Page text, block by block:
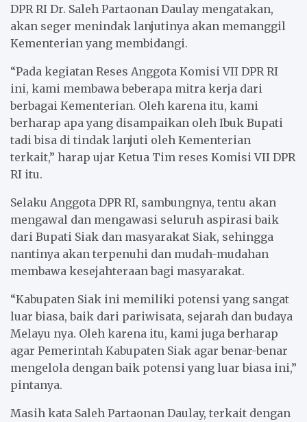
DPR RI Dr. Saleh Partaonan Daulay mengatakan,
akan seger menindak lanjutinya akan memanggil
Kementerian yang membidangi.
“Pada kegiatan Reses Anggota Komisi VII DPR RI
ini, kami membawa beberapa mitra kerja dari
berbagai Kementerian. Oleh karena itu, kami
berharap apa yang disampaikan oleh Ibuk Bupati
tadi bisa di tindak lanjuti oleh Kementerian
terkait,” harap ujar Ketua Tim reses Komisi VII DPR
RI itu.
Selaku Anggota DPR RI, sambungnya, tentu akan
mengawal dan mengawasi seluruh aspirasi baik
dari Bupati Siak dan masyarakat Siak, sehingga
nantinya akan terpenuhi dan mudah-mudahan
membawa kesejahteraan bagi masyarakat.
“Kabupaten Siak ini memiliki potensi yang sangat
luar biasa, baik dari pariwisata, sejarah dan budaya
Melayu nya. Oleh karena itu, kami juga berharap
agar Pemerintah Kabupaten Siak agar benar-benar
mengelola dengan baik potensi yang luar biasa ini,”
pintanya.
Masih kata Saleh Partaonan Daulay, terkait dengan